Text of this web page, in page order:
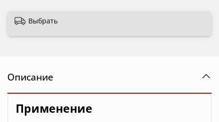
Выбрать
Описание
Применение